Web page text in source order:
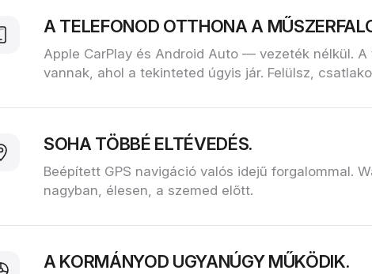
A TELEFONOD OTTHONA A
Apple CarPlay és Android Auto — vezeték nélkül.
vannak, ahol a tekinteted úgyis jár. Felülsz,
SOHA TÖBBÉ ELTÉVEDÉS.
Beépített GPS navigáció valós idejű forgalommal.
nagyban, élesen, a szemed előtt.
A KORMÁNYOD UGYANÚGY MŰKÖDIK.